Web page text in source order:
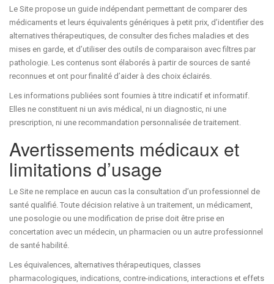
Le Site propose un guide indépendant permettant de comparer des
médicaments et leurs équivalents génériques à petit prix, d’identifier des
alternatives thérapeutiques, de consulter des fiches maladies et des
mises en garde, et d’utiliser des outils de comparaison avec filtres par
pathologie. Les contenus sont élaborés à partir de sources de santé
reconnues et ont pour finalité d’aider à des choix éclairés.
Les informations publiées sont fournies à titre indicatif et informatif.
Elles ne constituent ni un avis médical, ni un diagnostic, ni une
prescription, ni une recommandation personnalisée de traitement.
Avertissements médicaux et
limitations d’usage
Le Site ne remplace en aucun cas la consultation d’un professionnel de
santé qualifié. Toute décision relative à un traitement, un médicament,
une posologie ou une modification de prise doit être prise en
concertation avec un médecin, un pharmacien ou un autre professionnel
de santé habilité.
Les équivalences, alternatives thérapeutiques, classes
pharmacologiques, indications, contre-indications, interactions et effets